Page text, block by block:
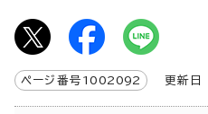
ページ番号 1002092 更新日